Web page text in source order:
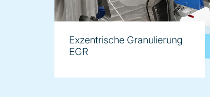
Exzentrische Granulierung
EGR